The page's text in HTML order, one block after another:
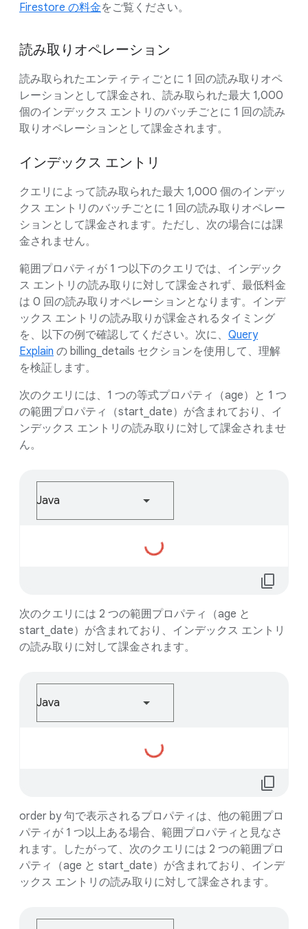
Firestore の料金をご覧ください。
読み取りオペレーション
読み取られたエンティティごとに 1 回の読み取りオペ
レーションとして課金され、読み取られた最大 1,000
個のインデックス エントリのバッチごとに 1 回の読み
取りオペレーションとして課金されます。
インデックス エントリ
クエリによって読み取られた最大 1,000 個のインデッ
クス エントリのバッチごとに 1 回の読み取りオペレー
ションとして課金されます。ただし、次の場合には課
金されません。
範囲プロパティが 1 つ以下のクエリでは、インデック
ス エントリの読み取りに対して課金されず、最低料金
は 0 回の読み取りオペレーションとなります。インデ
ックス エントリの読み取りが課金されるタイミング
を、以下の例で確認してください。次に、 Query
Explain の billing_details セクションを使用して、理解
を検証します。
次のクエリには、1 つの等式プロパティ（age）と 1 つ
の範囲プロパティ（start_date）が含まれており、イ
ンデックス エントリの読み取りに対して課金されませ
ん。
Java
読
み
で
い
ま
content_copy
次のクエリには 2 つの範囲プロパティ（age と
start_date）が含まれており、インデックス エントリ
の読み取りに対して課金されます。
Java
読
み
で
い
ま
す...
content_copy
order by 句で表示されるプロパティは、他の範囲プロ
パティが 1 つ以上ある場合、範囲プロパティと見なさ
れます。したがって、次のクエリには 2 つの範囲プロ
パティ（age と start_date）が含まれており、インデ
ックス エントリの読み取りに対して課金されます。